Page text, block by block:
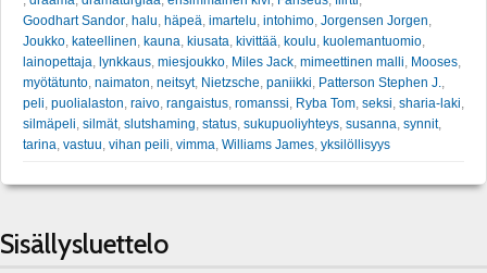
Goodhart Sandor halu häpeä imartelu intohimo Jorgensen Jorgen
Joukko kateellinen kauna kiusata kivittää koulu kuolemantuomio
lainopettaja lynkkaus miesjoukko Miles Jack mimeettinen malli Mooses
myötätunto naimaton neitsyt, Nietzsche paniikki Patterson Stephen J.
peli puolialaston raivo rangaistus romanssi Ryba Tom seksi sharia-laki
silmäpeli silmät, slutshaming status sukupuoliyhteys susanna synnit,
tarina vastuu vihan peili vimma Williams James yksilöllisyys
Sisällysluettelo